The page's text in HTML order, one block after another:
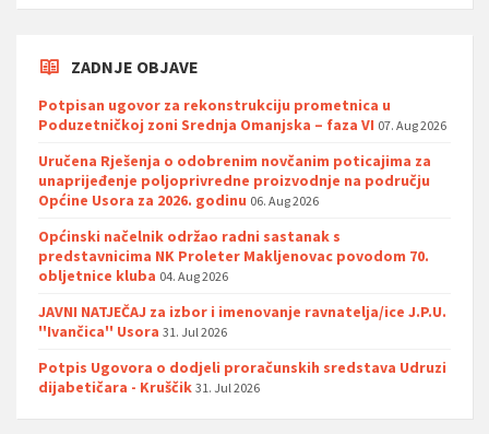
ZADNJE OBJAVE
Potpisan ugovor za rekonstrukciju prometnica u
Poduzetničkoj zoni Srednja Omanjska – faza VI 07. Aug 2026
Uručena Rješenja o odobrenim novčanim poticajima za
unaprijeđenje poljoprivredne proizvodnje na području
Općine Usora za 2026. godinu 06. Aug 2026
Općinski načelnik održao radni sastanak s
predstavnicima NK Proleter Makljenovac povodom 70.
obljetnice kluba 04. Aug 2026
JAVNI NATJEČAJ za izbor i imenovanje ravnatelja/ice J.P.U.
''Ivančica'' Usora 31. Jul 2026
Potpis Ugovora o dodjeli proračunskih sredstava Udruzi
dijabetičara - Kruščik 31. Jul 2026